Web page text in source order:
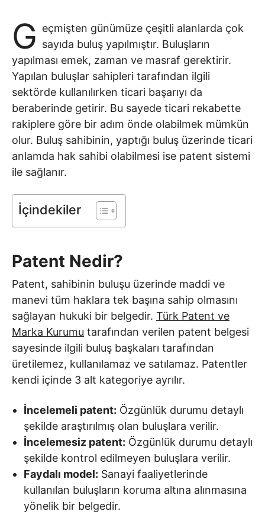
G eçmişten günümüze çeşitli alanlarda çok
sayıda buluş yapılmıştır. Buluşların
yapılması emek, zaman ve masraf gerektirir.
Yapılan buluşlar sahipleri tarafından ilgili
sektörde kullanılırken ticari başarıyı da
beraberinde getirir. Bu sayede ticari rekabette
rakiplere göre bir adım önde olabilmek mümkün
olur. Buluş sahibinin, yaptığı buluş üzerinde ticari
anlamda hak sahibi olabilmesi ise patent sistemi
ile sağlanır.
İçindekiler
Patent Nedir?
Patent, sahibinin buluşu üzerinde maddi ve
manevi tüm haklara tek başına sahip olmasını
sağlayan hukuki bir belgedir. Türk Patent ve
Marka Kurumu tarafından verilen patent belgesi
sayesinde ilgili buluş başkaları tarafından
üretilemez, kullanılamaz ve satılamaz. Patentler
kendi içinde 3 alt kategoriye ayrılır.
İncelemeli patent: Özgünlük durumu detaylı
şekilde araştırılmış olan buluşlara verilir.
İncelemesiz patent: Özgünlük durumu detaylı
şekilde kontrol edilmeyen buluşlara verilir.
Faydalı model: Sanayi faaliyetlerinde
kullanılan buluşların koruma altına alınmasına
yönelik bir belgedir.